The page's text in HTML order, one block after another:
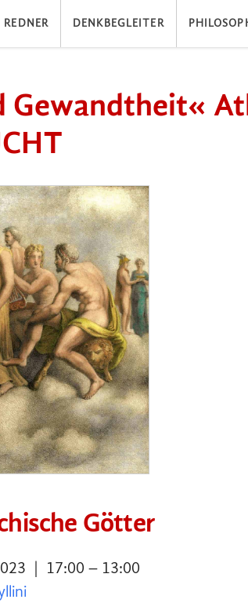
REDNER DENKBEGLEITER
Gewandtheit«
Götter
| 17:00 – 13:00